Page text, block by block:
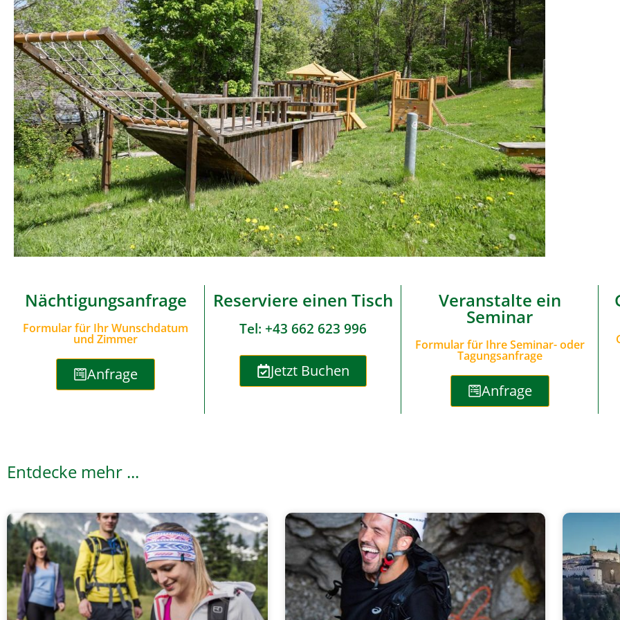
Nächtigungsanfrage
Formular für Ihr Wunschdatum
und Zimmer
Anfrage
Reserviere einen Tisch
Tel: +43 662 623 996
Jetzt Buchen
Veranstalte ein
Seminar
Formular für Ihre Seminar- oder
Tagungsanfrage
Anfrage
Entdecke mehr ...